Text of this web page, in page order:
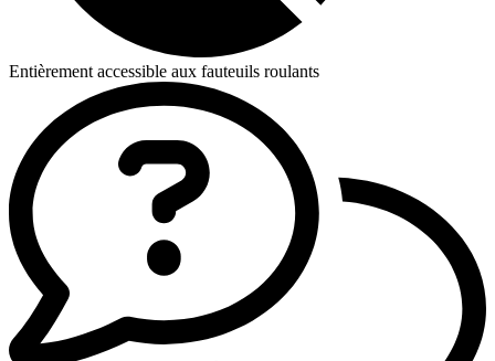
Entièrement accessible aux fauteuils roulants